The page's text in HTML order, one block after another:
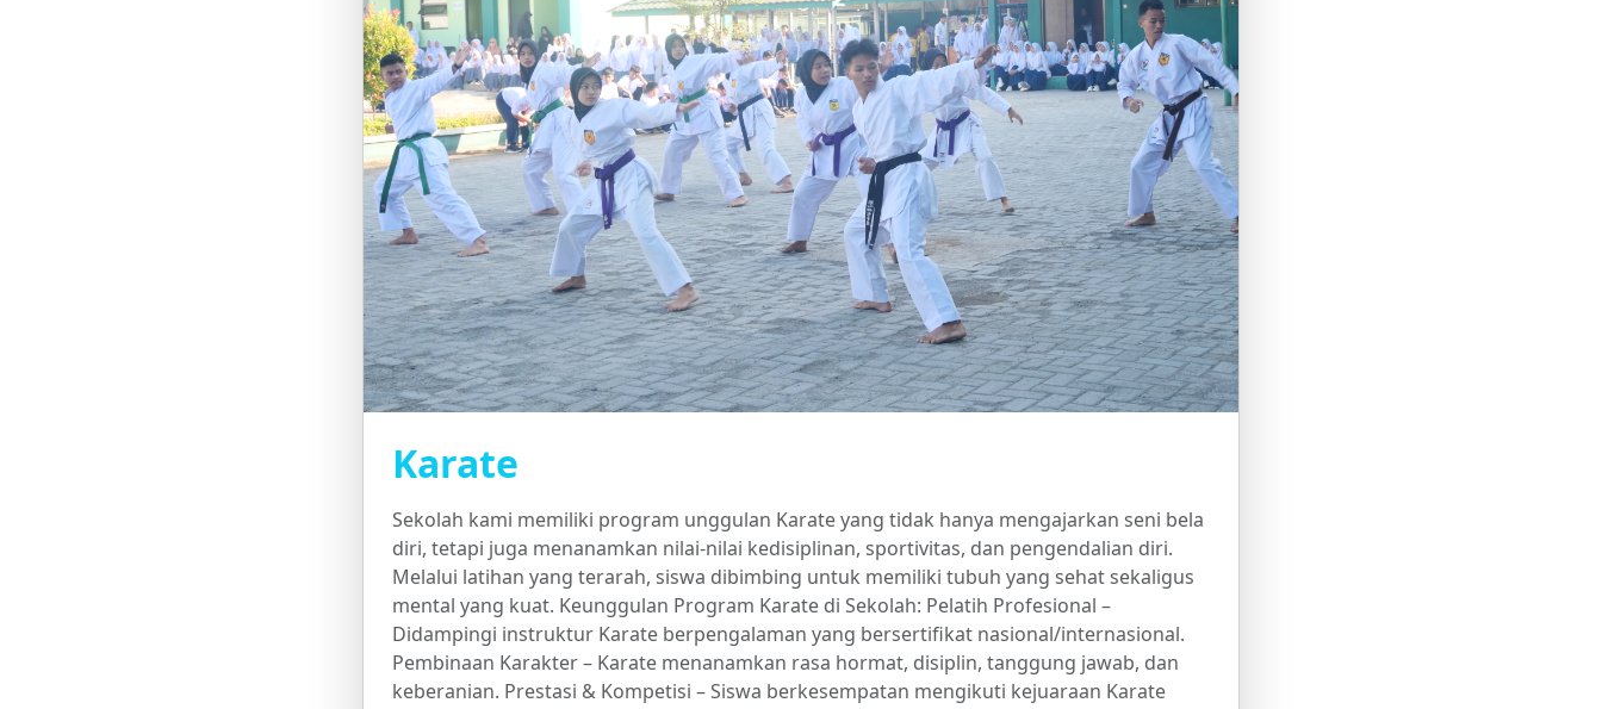
Karate
Sekolah kami memiliki program unggulan Karate yang tidak hanya mengajarkan seni bela
diri, tetapi juga menanamkan nilai-nilai kedisiplinan, sportivitas, dan pengendalian diri.
Melalui latihan yang terarah, siswa dibimbing untuk memiliki tubuh yang sehat sekaligus
mental yang kuat. Keunggulan Program Karate di Sekolah: Pelatih Profesional –
Didampingi instruktur Karate berpengalaman yang bersertifikat nasional/internasional.
Pembinaan Karakter – Karate menanamkan rasa hormat, disiplin, tanggung jawab, dan
keberanian. Prestasi & Kompetisi – Siswa berkesempatan mengikuti kejuaraan Karate